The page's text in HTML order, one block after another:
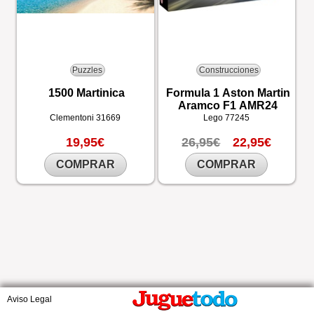
Puzzles
1500 Martinica
Clementoni31669
19,95€
COMPRAR
Construcciones
Formula 1 Aston Martin
Aramco F1 AMR24
Lego77245
26,95€ 22,95€
COMPRAR
Aviso Legal